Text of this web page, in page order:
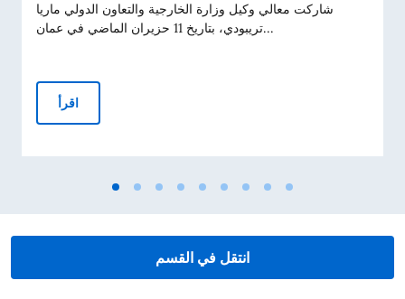
شاركت معالي وكيل وزارة الخارجية والتعاون الدولي ماريا
تريبودي، بتاريخ 11 حزيران الماضي في عمان...
اقرأ
انتقل في القسم